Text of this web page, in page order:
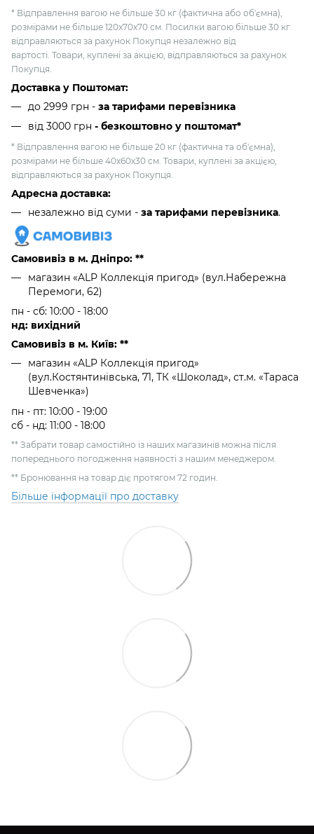
* Відправлення вагою не більше 30 кг (фактична або об'ємна),
розмірами не більше 120х70х70 см. Посилки вагою більше 30 кг
відправляються за рахунок Покупця незалежно від
вартості. Товари, куплені за акцією, відправляються за рахунок
Покупця.
Доставка у Поштомат:
до 2999 грн - за тарифами перевізника
від 3000 грн - безкоштовно у поштомат*
* Відправлення вагою не більше 20 кг (фактична та об'ємна),
розмірами не більше 40х60х30 см. Товари, куплені за акцією,
відправляються за рахунок Покупця.
Адресна доставка:
незалежно від суми - за тарифами перевізника.
Самовивіз в м. Дніпро: **
магазин «ALP Коллекція пригод» (вул.Набережна
Перемоги, 62)
пн - сб: 10:00 - 18:00
нд: вихідний
Самовивіз в м. Київ: **
магазин «ALP Коллекція пригод»
(вул.Костянтинівська, 71, ТК «Шоколад», ст.м. «Тараса
Шевченка»)
пн - пт: 10:00 - 19:00
сб - нд: 11:00 - 18:00
** Забрати товар самостійно із наших магазинів можна після
попереднього погодження наявності з нашим менеджером.
** Бронювання на товар діє протягом 72 годин.
Більше інформації про доставку